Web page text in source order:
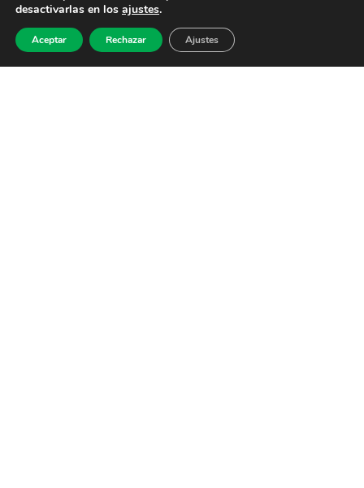
desactivarlas en los ajustes.
Aceptar Rechazar Ajustes